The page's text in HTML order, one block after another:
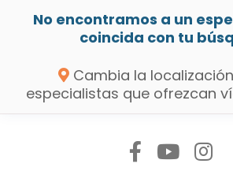
No encontramos a un
coincida con tu
Cambia la
especialistas que ofrezcan